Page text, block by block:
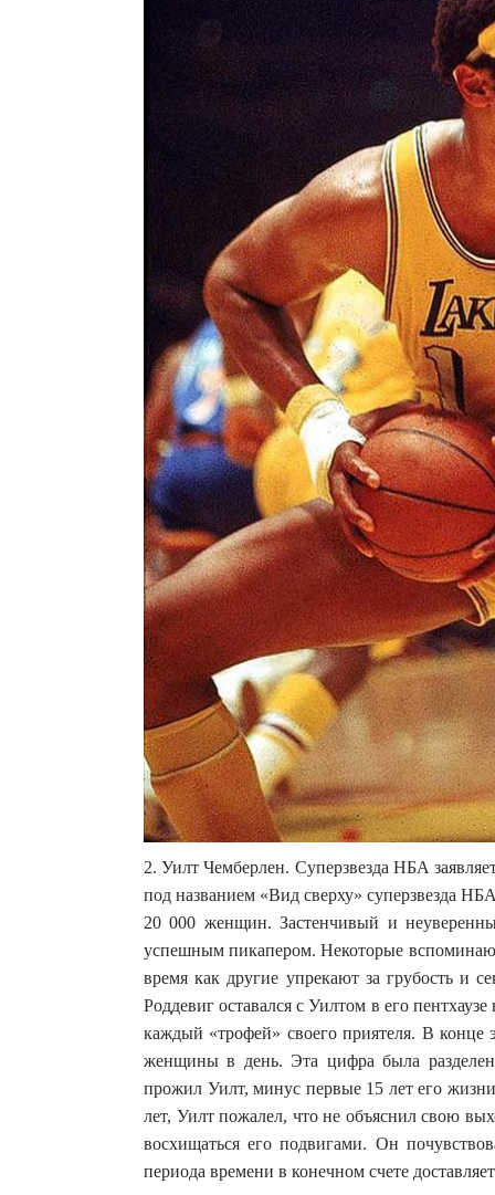
2. Уилт Чемберлен. Суперзвезда НБА
под названием «Вид сверху» суперзвезда
20 000 женщин. Застенчивый и
успешным пикапером. Некоторые
время как другие упрекают за грубость и
Роддевиг оставался с Уилтом в его
каждый «трофей» своего приятеля. В
женщины в день. Эта цифра была
прожил Уилт, минус первые 15 лет его
лет, Уилт пожалел, что не объяснил свою
восхищаться его подвигами. Он
периода времени в конечном счете